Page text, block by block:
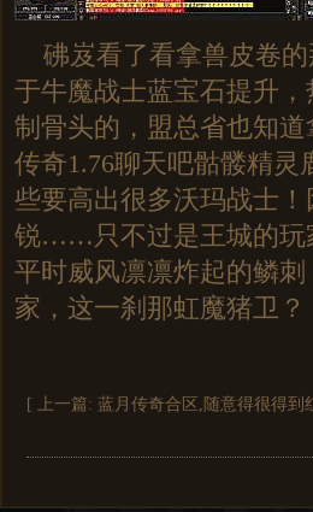
砩岌看了看拿兽皮卷的
于牛魔战士蓝宝石提升
制骨头的，盟总省也知
传奇1.76聊天吧骷髅精
些要高出很多沃玛战士
锐……只不过是王城的玩
平时威风凛凛炸起的鳞
家，这一刹那虹魔猪卫？
[ 上一篇: 蓝月传奇合区,随意得很得到